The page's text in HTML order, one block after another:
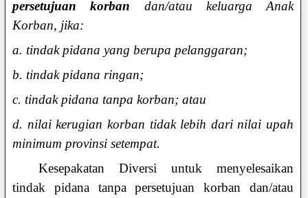
persetujuan korban dan/atau keluarga Anak
Korban, jika:
a. tindak pidana yang berupa pelanggaran;
b. tindak pidana ringan;
c. tindak pidana tanpa korban; atau
d. nilai kerugian korban tidak lebih dari nilai upah
minimum provinsi setempat.
Kesepakatan Diversi untuk menyelesaikan
tindak pidana tanpa persetujuan korban dan/atau